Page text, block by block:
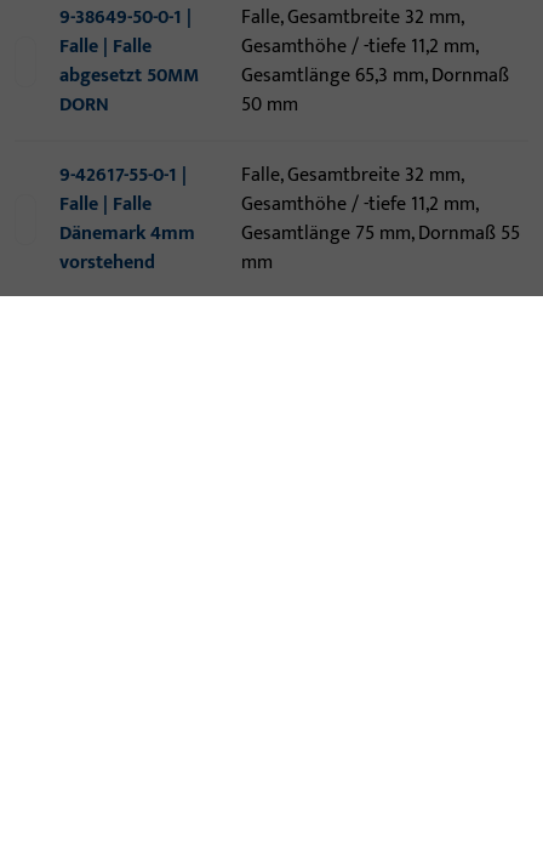
9-38649-50-0-1 |
Falle | Falle
abgesetzt 50MM
DORN
Falle, Gesamtbreite 32 mm,
Gesamthöhe / -tiefe 11,2 mm,
Gesamtlänge 65,3 mm, Dornmaß
50 mm
9-42617-55-0-1 |
Falle | Falle
Dänemark 4mm
vorstehend
Falle, Gesamtbreite 32 mm,
Gesamthöhe / -tiefe 11,2 mm,
Gesamtlänge 75 mm, Dornmaß 55
mm